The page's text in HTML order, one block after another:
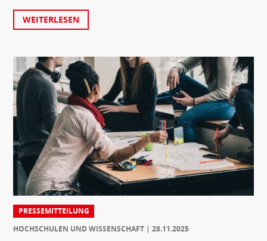
WEITERLESEN
PRESSEMITTEILUNG
HOCHSCHULEN UND WISSENSCHAFT
28.11.2025